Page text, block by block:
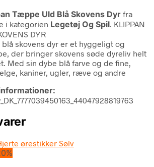
Tæppe Uld Blå Skovens Dyr fra
i kategorien Legetøj Og Spil. KLIPPAN
DYR
skovens dyr er et hyggeligt og
der bringer skovens søde dyreliv helt
Med sin dybe blå farve og de fine,
kaniner, ugler, ræve og andre